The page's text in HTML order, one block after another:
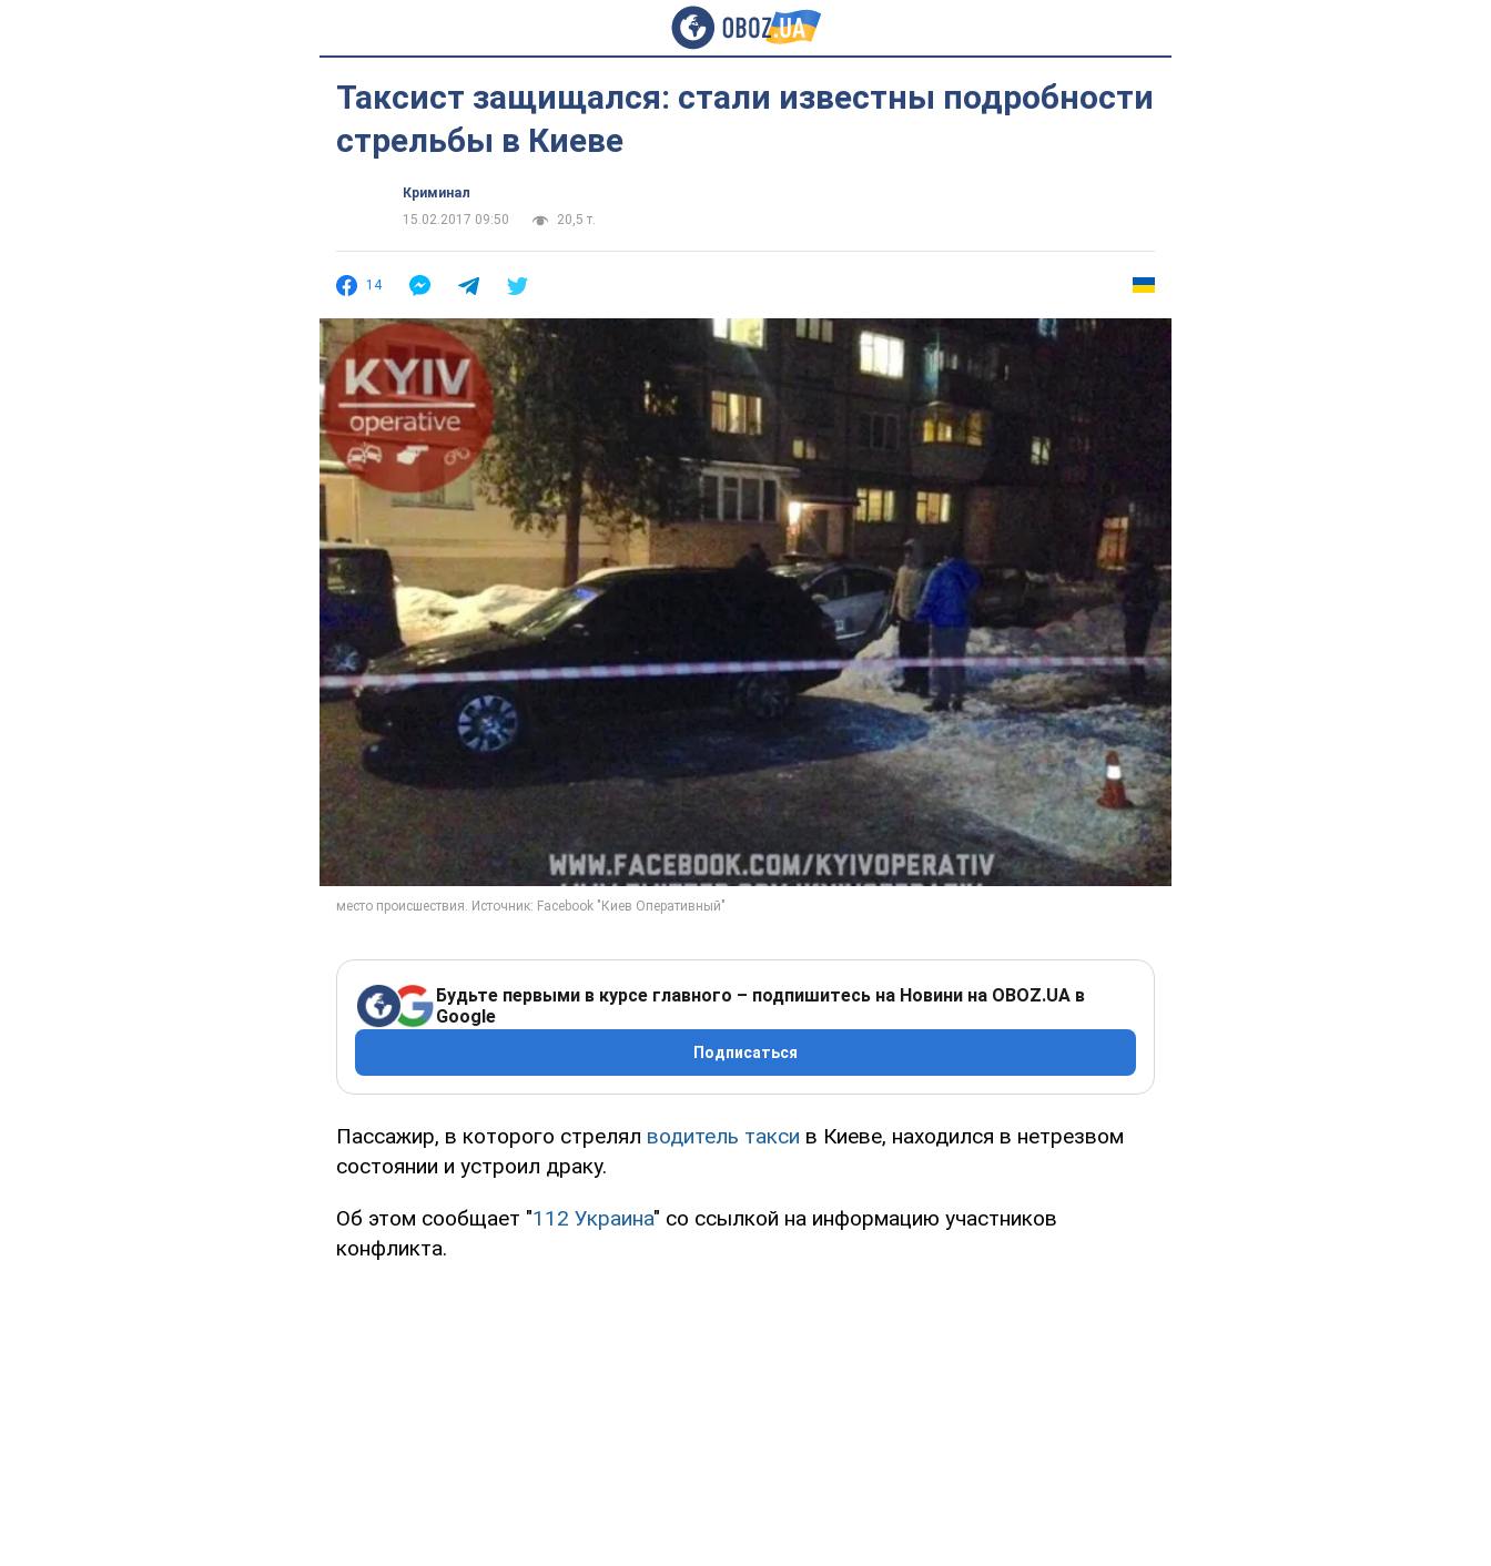
Таксист защищался: стали известны подробности
стрельбы в Киеве
Криминал
15.02.2017 09:50
20,5 т.
14
Будьте первыми в курсе главного – подпишитесь на Новини на OBOZ.UA в
Google
Подписаться
Пассажир, в которого стрелял водитель такси в Киеве, находился в нетрезвом
состоянии и устроил драку.
Об этом сообщает "112 Украина" со ссылкой на информацию участников
конфликта.